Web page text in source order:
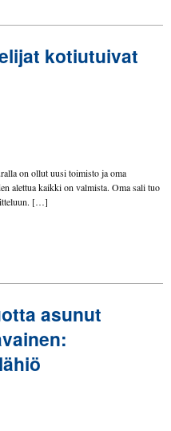
kotiutuivat
on ollut uusi toimisto ja oma
alettua kaikki on valmista. Oma sali tuo
[…]
asunut